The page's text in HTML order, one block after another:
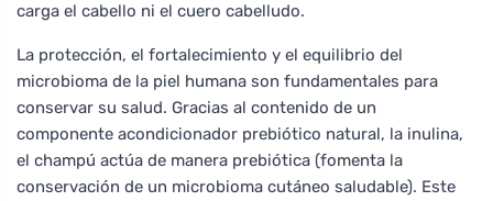
carga el cabello ni el cuero cabelludo.
La protección, el fortalecimiento y el equilibrio del
microbioma de la piel humana son fundamentales para
conservar su salud. Gracias al contenido de un
componente acondicionador prebiótico natural, la inulina,
el champú actúa de manera prebiótica (fomenta la
conservación de un microbioma cutáneo saludable). Este